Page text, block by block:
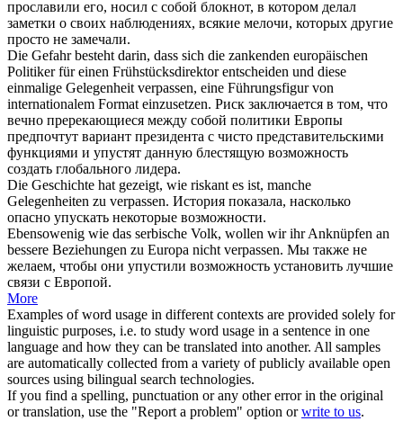
прославили его, носил с собой блокнот, в котором делал
заметки о своих наблюдениях, всякие мелочи, которых другие
просто не замечали.
Die Gefahr besteht darin, dass sich die zankenden europäischen
Politiker für einen Frühstücksdirektor entscheiden und diese
einmalige Gelegenheit verpassen, eine Führungsfigur von
internationalem Format einzusetzen. Риск заключается в том, что
вечно пререкающиеся между собой политики Европы
предпочтут вариант президента с чисто представительскими
функциями и упустят данную блестящую возможность
создать глобального лидера.
Die Geschichte hat gezeigt, wie riskant es ist, manche
Gelegenheiten zu verpassen. История показала, насколько
опасно упускать некоторые возможности.
Ebensowenig wie das serbische Volk, wollen wir ihr Anknüpfen an
bessere Beziehungen zu Europa nicht verpassen. Мы также не
желаем, чтобы они упустили возможность установить лучшие
связи с Европой.
More
Examples of word usage in different contexts are provided solely for
linguistic purposes, i.e. to study word usage in a sentence in one
language and how they can be translated into another. All samples
are automatically collected from a variety of publicly available open
sources using bilingual search technologies.
If you find a spelling, punctuation or any other error in the original
or translation, use the "Report a problem" option orwrite to us.